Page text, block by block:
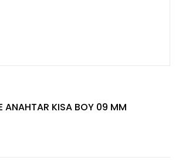
ANAHTAR KISA BOY 09 MM